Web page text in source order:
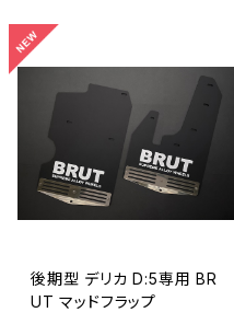
後期型 デリカ D:5専用 BR
UT マッドフラップ